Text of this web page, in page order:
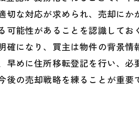
切な対応が求められ、売却に
可能性があることを認識して
確になり、買主は物件の背景
早めに住所移転登記を行い、
後の売却戦略を練ることが重要